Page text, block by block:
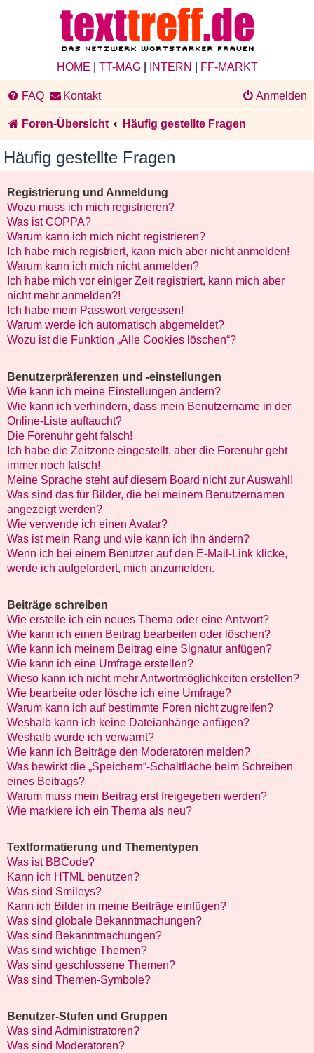
HOME TT-MAG| INTERN FF-MARKT
FAQ Kontakt Anmelden
Foren-Übersicht Häufig gestellte Fragen
Häufig gestellte Fragen
Registrierung und Anmeldung
Wozu muss ich mich registrieren?
Was ist COPPA?
Warum kann ich mich nicht registrieren?
Ich habe mich registriert, kann mich aber nicht anmelden!
Warum kann ich mich nicht anmelden?
Ich habe mich vor einiger Zeit registriert, kann mich aber
nicht mehr anmelden?!
Ich habe mein Passwort vergessen!
Warum werde ich automatisch abgemeldet?
Wozu ist die Funktion „Alle Cookies löschen“?
Benutzerpräferenzen und -einstellungen
Wie kann ich meine Einstellungen ändern?
Wie kann ich verhindern, dass mein Benutzername in der
Online-Liste auftaucht?
Die Forenuhr geht falsch!
Ich habe die Zeitzone eingestellt, aber die Forenuhr geht
immer noch falsch!
Meine Sprache steht auf diesem Board nicht zur Auswahl!
Was sind das für Bilder, die bei meinem Benutzernamen
angezeigt werden?
Wie verwende ich einen Avatar?
Was ist mein Rang und wie kann ich ihn ändern?
Wenn ich bei einem Benutzer auf den E-Mail-Link klicke,
werde ich aufgefordert, mich anzumelden.
Beiträge schreiben
Wie erstelle ich ein neues Thema oder eine Antwort?
Wie kann ich einen Beitrag bearbeiten oder löschen?
Wie kann ich meinem Beitrag eine Signatur anfügen?
Wie kann ich eine Umfrage erstellen?
Wieso kann ich nicht mehr Antwortmöglichkeiten erstellen?
Wie bearbeite oder lösche ich eine Umfrage?
Warum kann ich auf bestimmte Foren nicht zugreifen?
Weshalb kann ich keine Dateianhänge anfügen?
Weshalb wurde ich verwarnt?
Wie kann ich Beiträge den Moderatoren melden?
Was bewirkt die „Speichern“-Schaltfläche beim Schreiben
eines Beitrags?
Warum muss mein Beitrag erst freigegeben werden?
Wie markiere ich ein Thema als neu?
Textformatierung und Thementypen
Was ist BBCode?
Kann ich HTML benutzen?
Was sind Smileys?
Kann ich Bilder in meine Beiträge einfügen?
Was sind globale Bekanntmachungen?
Was sind Bekanntmachungen?
Was sind wichtige Themen?
Was sind geschlossene Themen?
Was sind Themen-Symbole?
Benutzer-Stufen und Gruppen
Was sind Administratoren?
Was sind Moderatoren?